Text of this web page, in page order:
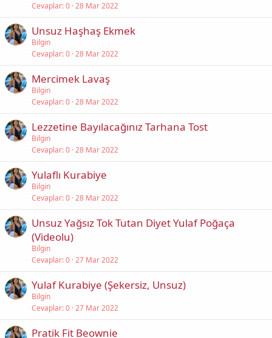
Cevaplar 0 28 Mar 2022
Unsuz Haşhaş Ekmek
Bilgin
Cevaplar 0 28 Mar 2022
Mercimek Lavaş
Bilgin
Cevaplar 0 28 Mar 2022
Lezzetine Bayılacağınız Tarhana Tost
Bilgin
Cevaplar 0 28 Mar 2022
Yulaflı Kurabiye
Bilgin
Cevaplar 0 28 Mar 2022
Unsuz Yağsız Tok Tutan Diyet Yulaf Poğaça
(Videolu)
Bilgin
Cevaplar 0 27 Mar 2022
Yulaf Kurabiye (Şekersiz, Unsuz)
Bilgin
Cevaplar 0 27 Mar 2022
Pratik Fit Beownie